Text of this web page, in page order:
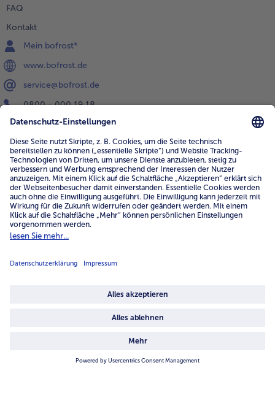
FAQ
Kontakt
Mein bofrost*
www.bofrost.de
service@bofrost.de
0800 - 000 19 18
Service
Unternehmen
Über uns